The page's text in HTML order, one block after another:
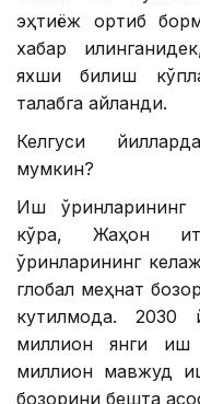
эҳтиёж ортиб
хабар
яхши билиш
талабга айланди.
Келгуси
мумкин?
Иш ўринларининг
кўра, Жаҳон
ўринларининг
глобал меҳнат
кутилмоқда.
миллион янги
миллион мавжуд
бозорини бешта